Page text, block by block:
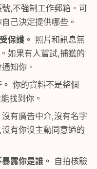
,不強制工作郵箱。可
己決定提供哪些。
保護。 照片和訊息無
如果有人嘗試,捕獲的
知你。
你的資料不是整個
找到你。
沒有廣告中介,沒有名字
有你沒主動同意過的
露你是誰。 自拍核驗